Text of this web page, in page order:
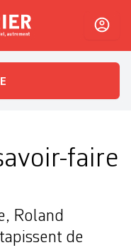
L'essentiel, autrement
faire
Roland
de